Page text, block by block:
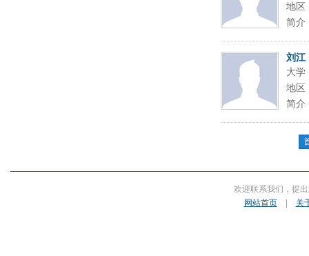
地区
简介
刘江
大学
地区
简介
欢迎联系我们，提
网站首页| 关